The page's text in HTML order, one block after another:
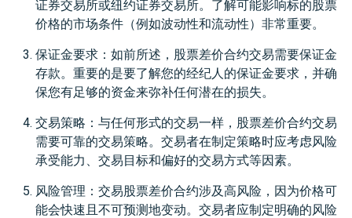
证券交易所或纽约证券交易所。了解可能影响标的股票
价格的市场条件（例如波动性和流动性）非常重要。
保证金要求：如前所述，股票差价合约交易需要保证金
存款。重要的是要了解您的经纪人的保证金要求，并确
保您有足够的资金来弥补任何潜在的损失。
交易策略：与任何形式的交易一样，股票差价合约交易
需要可靠的交易策略。交易者在制定策略时应考虑风险
承受能力、交易目标和偏好的交易方式等因素。
风险管理：交易股票差价合约涉及高风险，因为价格可
能会快速且不可预测地变动。交易者应制定明确的风险